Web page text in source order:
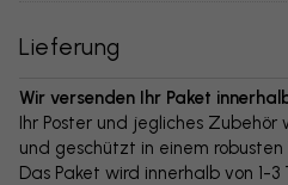
Lieferung
Wir versenden Ihr Paket
Ihr Poster und jegliches
und geschützt in einem
Das Paket wird innerhalb von 1-